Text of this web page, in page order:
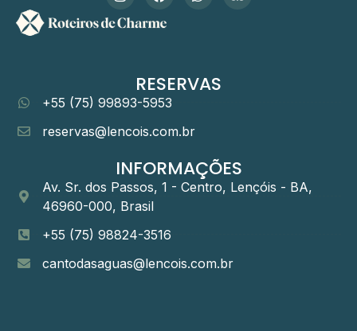
RESERVAS
+55 (75) 99893-5953
reservas@lencois.com.br
INFORMAÇÕES
Av. Sr. dos Passos, 1 - Centro, Lençóis - BA,
46960-000, Brasil
+55 (75) 98824-3516
cantodasaguas@lencois.com.br